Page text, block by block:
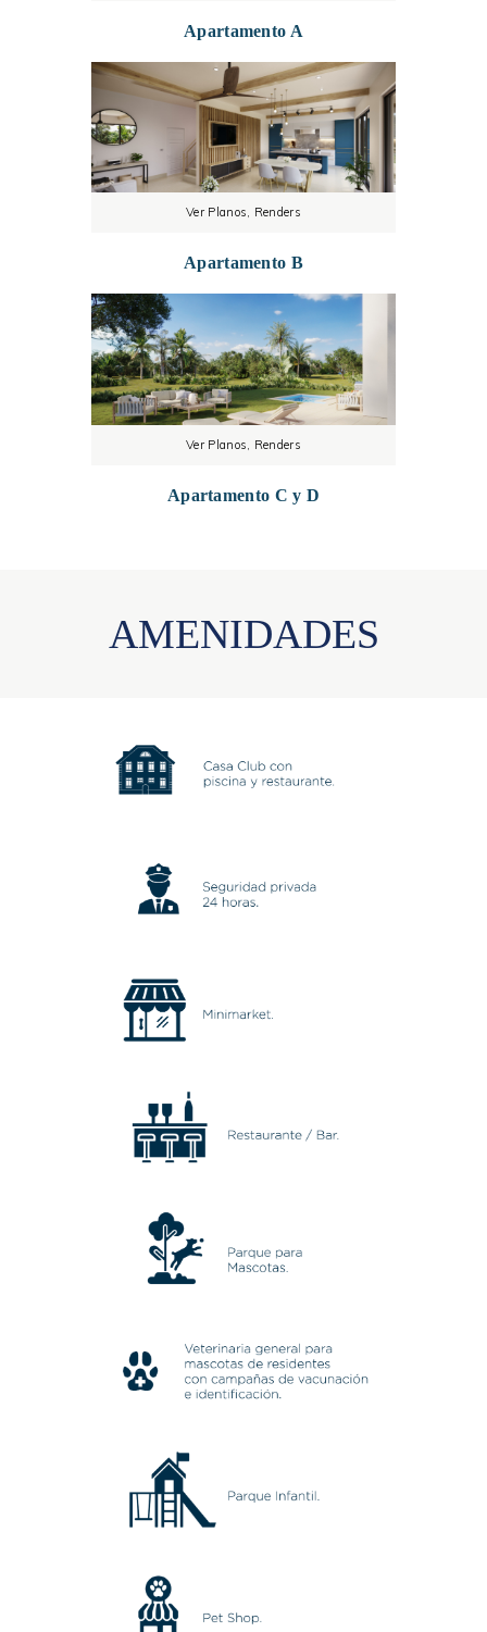
Apartamento A
Ver Planos, Renders
Apartamento B
Ver Planos, Renders
Apartamento C y D
AMENIDADES